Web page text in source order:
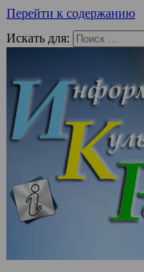
Перейти к содержанию
Искать для: